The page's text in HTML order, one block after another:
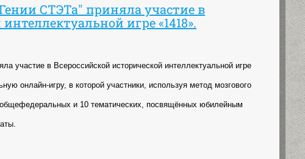
СТЭТа" приняла участие в
игре «1418».
участие в Всероссийской исторической интеллектуальной игре
онлайн-игру, в которой участники, используя метод мозгового
и 10 тематических, посвящённых юбилейным